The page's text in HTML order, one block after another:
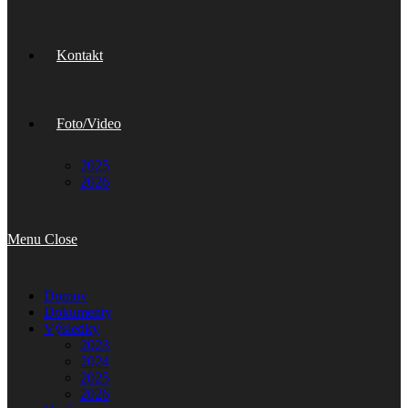
Kontakt
Foto/Video
2025
2026
Menu Close
Domov
Dokumenty
Výsledky
2023
2024
2025
2026